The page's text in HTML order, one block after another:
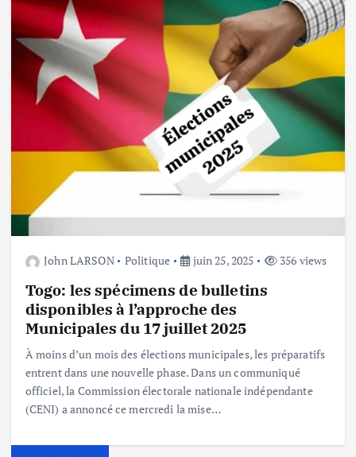
John LARSON Politique juin 25, 2025 356 views
Togo: les spécimens de bulletins
disponibles à l’approche des
Municipales du 17 juillet 2025
À moins d’un mois des élections municipales, les préparatifs
entrent dans une nouvelle phase. Dans un communiqué
officiel, la Commission électorale nationale indépendante
(CENI) a annoncé ce mercredi la mise…